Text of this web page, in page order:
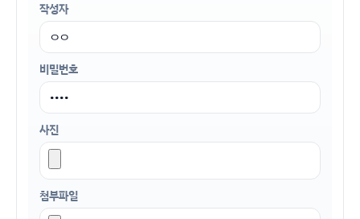
작성자
비밀번호
사진
첨부파일